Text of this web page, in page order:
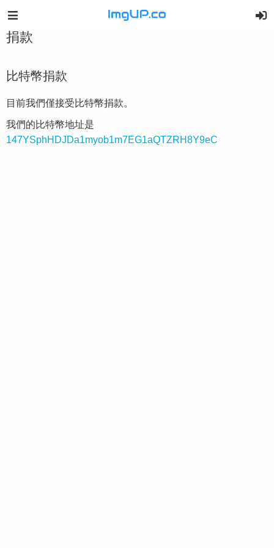
捐款
比特幣捐款
目前我們僅接受比特幣捐款。
我們的比特幣地址是
147YSphHDJDa1myob1m7EG1aQTZRH8Y9eC